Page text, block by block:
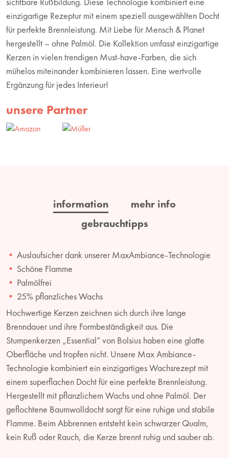
einzigartige Rezeptur mit einem speziell ausgewählten Docht
für perfekte Brennleistung. Mit Liebe für Mensch & Planet
hergestellt – ohne Palmöl. Die Kollektion umfasst einzigartige
Kerzen in vielen trendigen Must-have-Farben, die sich
mühelos miteinander kombinieren lassen. Eine wertvolle
Ergänzung für jedes Interieur!
unsere Partner
information
mehr info
gebrauchtipps
Auslaufsicher dank unserer MaxAmbiance-Technologie
Schöne Flamme
Palmölfrei
25% pflanzliches Wachs
Hochwertige Kerzen zeichnen sich durch ihre lange
Brenndauer und ihre Formbeständigkeit aus. Die
Stumpenkerzen „Essential“ von Bolsius haben eine glatte
Oberfläche und tropfen nicht. Unsere Max Ambiance-
Technologie kombiniert ein einzigartiges Wachsrezept mit
einem superflachen Docht für eine perfekte Brennleistung.
Hergestellt mit pflanzlichem Wachs und ohne Palmöl. Der
geflochtene Baumwolldocht sorgt für eine ruhige und stabile
Flamme. Beim Abbrennen entsteht kein schwarzer Qualm,
kein Ruß oder Rauch, die Kerze brennt ruhig und sauber ab.